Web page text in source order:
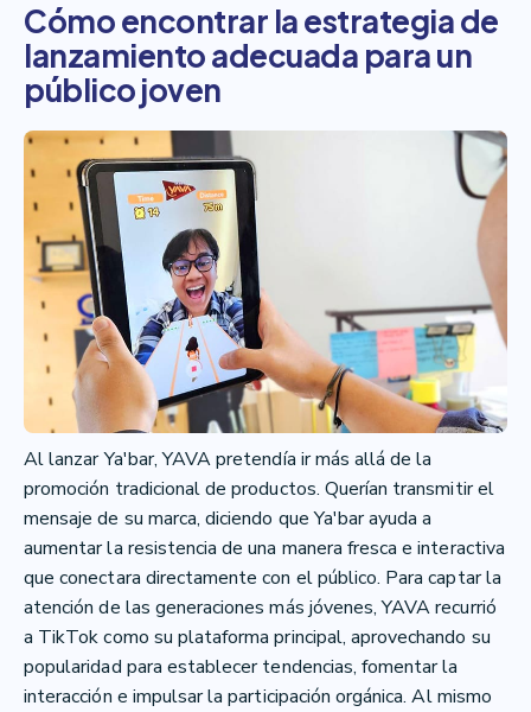
Cómo encontrar la estrategia de
lanzamiento adecuada para un
público joven
Al lanzar Ya'bar, YAVA pretendía ir más allá de la
promoción tradicional de productos. Querían transmitir el
mensaje de su marca, diciendo que Ya'bar ayuda a
aumentar la resistencia de una manera fresca e interactiva
que conectara directamente con el público. Para captar la
atención de las generaciones más jóvenes, YAVA recurrió
a TikTok como su plataforma principal, aprovechando su
popularidad para establecer tendencias, fomentar la
interacción e impulsar la participación orgánica. Al mismo